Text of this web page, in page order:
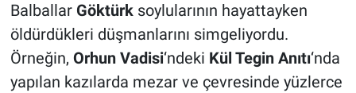
Balballar Göktürk soylularının hayattayken
öldürdükleri düşmanlarını simgeliyordu.
Örneğin, Orhun Vadisi‘ndeki Kül Tegin Anıtı‘nda
yapılan kazılarda mezar ve çevresinde yüzlerce